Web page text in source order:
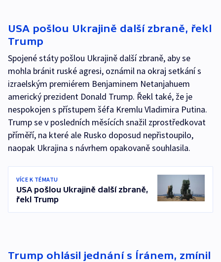
USA pošlou Ukrajině další zbraně, řekl
Trump
Spojené státy pošlou Ukrajině další zbraně, aby se
mohla bránit ruské agresi, oznámil na okraj setkání s
izraelským premiérem Benjaminem Netanjahuem
americký prezident Donald Trump. Řekl také, že je
nespokojen s přístupem šéfa Kremlu Vladimira Putina.
Trump se v posledních měsících snažil zprostředkovat
příměří, na které ale Rusko doposud nepřistoupilo,
naopak Ukrajina s návrhem opakovaně souhlasila.
VÍCE K TÉMATU
USA pošlou Ukrajině další zbraně,
řekl Trump
Trump ohlásil jednání s Íránem, zmínil